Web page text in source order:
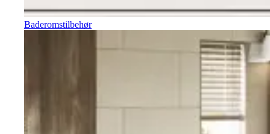
Baderomstilbehør